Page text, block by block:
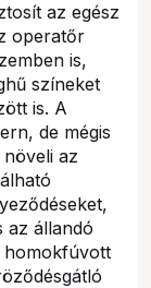
az egész
operatőr
is,
színeket
is. A
de mégis
az
az állandó
homokfúvott